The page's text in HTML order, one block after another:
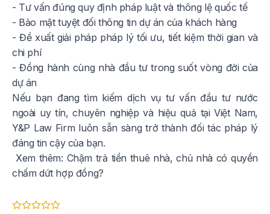
- Tư vấn đúng quy định pháp luật và thông lệ quốc tế
- Bảo mật tuyệt đối thông tin dự án của khách hàng
- Đề xuất giải pháp pháp lý tối ưu, tiết kiệm thời gian và
chi phí
- Đồng hành cùng nhà đầu tư trong suốt vòng đời của
dự án
Nếu bạn đang tìm kiếm dịch vụ tư vấn đầu tư nước
ngoài uy tín, chuyên nghiệp và hiệu quả tại Việt Nam,
Y&P Law Firm luôn sẵn sàng trở thành đối tác pháp lý
đáng tin cậy của bạn.
Xem thêm: Chậm trả tiền thuê nhà, chủ nhà có quyền
chấm dứt hợp đồng?